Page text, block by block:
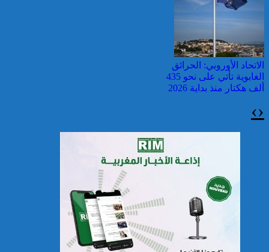
الاتحاد الأوروبي: الحرائق
الغابوية تأتي على نحو 435
ألف هكتار منذ بداية 2026
سريلانكا: إغلاق بعض
المدارس في مناطق جبلية
‹
›